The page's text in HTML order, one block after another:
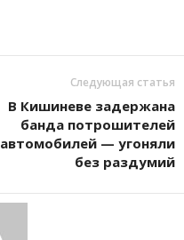
Следующая статья
В Кишиневе задержана
банда потрошителей
автомобилей — угоняли
без раздумий